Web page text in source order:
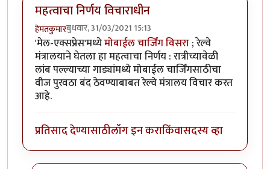
महत्वाचा निर्णय विचाराधीन
हेमंतकुमारबुधवार, 31/03/2021 15:13
'मेल-एक्सप्रेस'मध्येमोबाईल चार्जिंग विसरा; रेल्वे
मंत्रालयाने घेतला हा महत्वाचा निर्णय : रात्रीच्यावेळी
लांब पल्ल्याच्या गाड्यांमध्ये मोबाईल चार्जिंगसाठीचा
वीज पुरवठा बंद ठेवण्याबाबत रेल्वे मंत्रालय विचार करत
आहे.
प्रतिसाद देण्यासाठीलॉग इन कराकिंवासदस्य व्हा